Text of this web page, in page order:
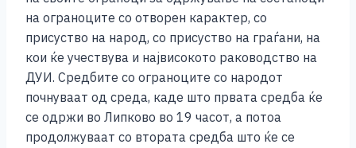
на ограноците со отворен карактер, со
присуство на народ, со присуство на граѓани, на
кои ќе учествува и највисокото раководство на
ДУИ. Средбите со ограноците со народот
почнуваат од среда, каде што првата средба ќе
се одржи во Липково во 19 часот, а потоа
продолжуваат со втората средба што ќе се